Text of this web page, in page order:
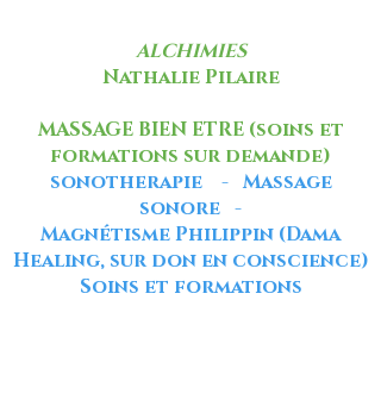
ALCHIMIES
Nathalie Pilaire
MASSAGE BIEN ETRE (soins et
formations sur demande)
sonotherapie - Massage
sonore -
Magnétisme Philippin (Dama
Healing, sur don en conscience)
Soins et formations